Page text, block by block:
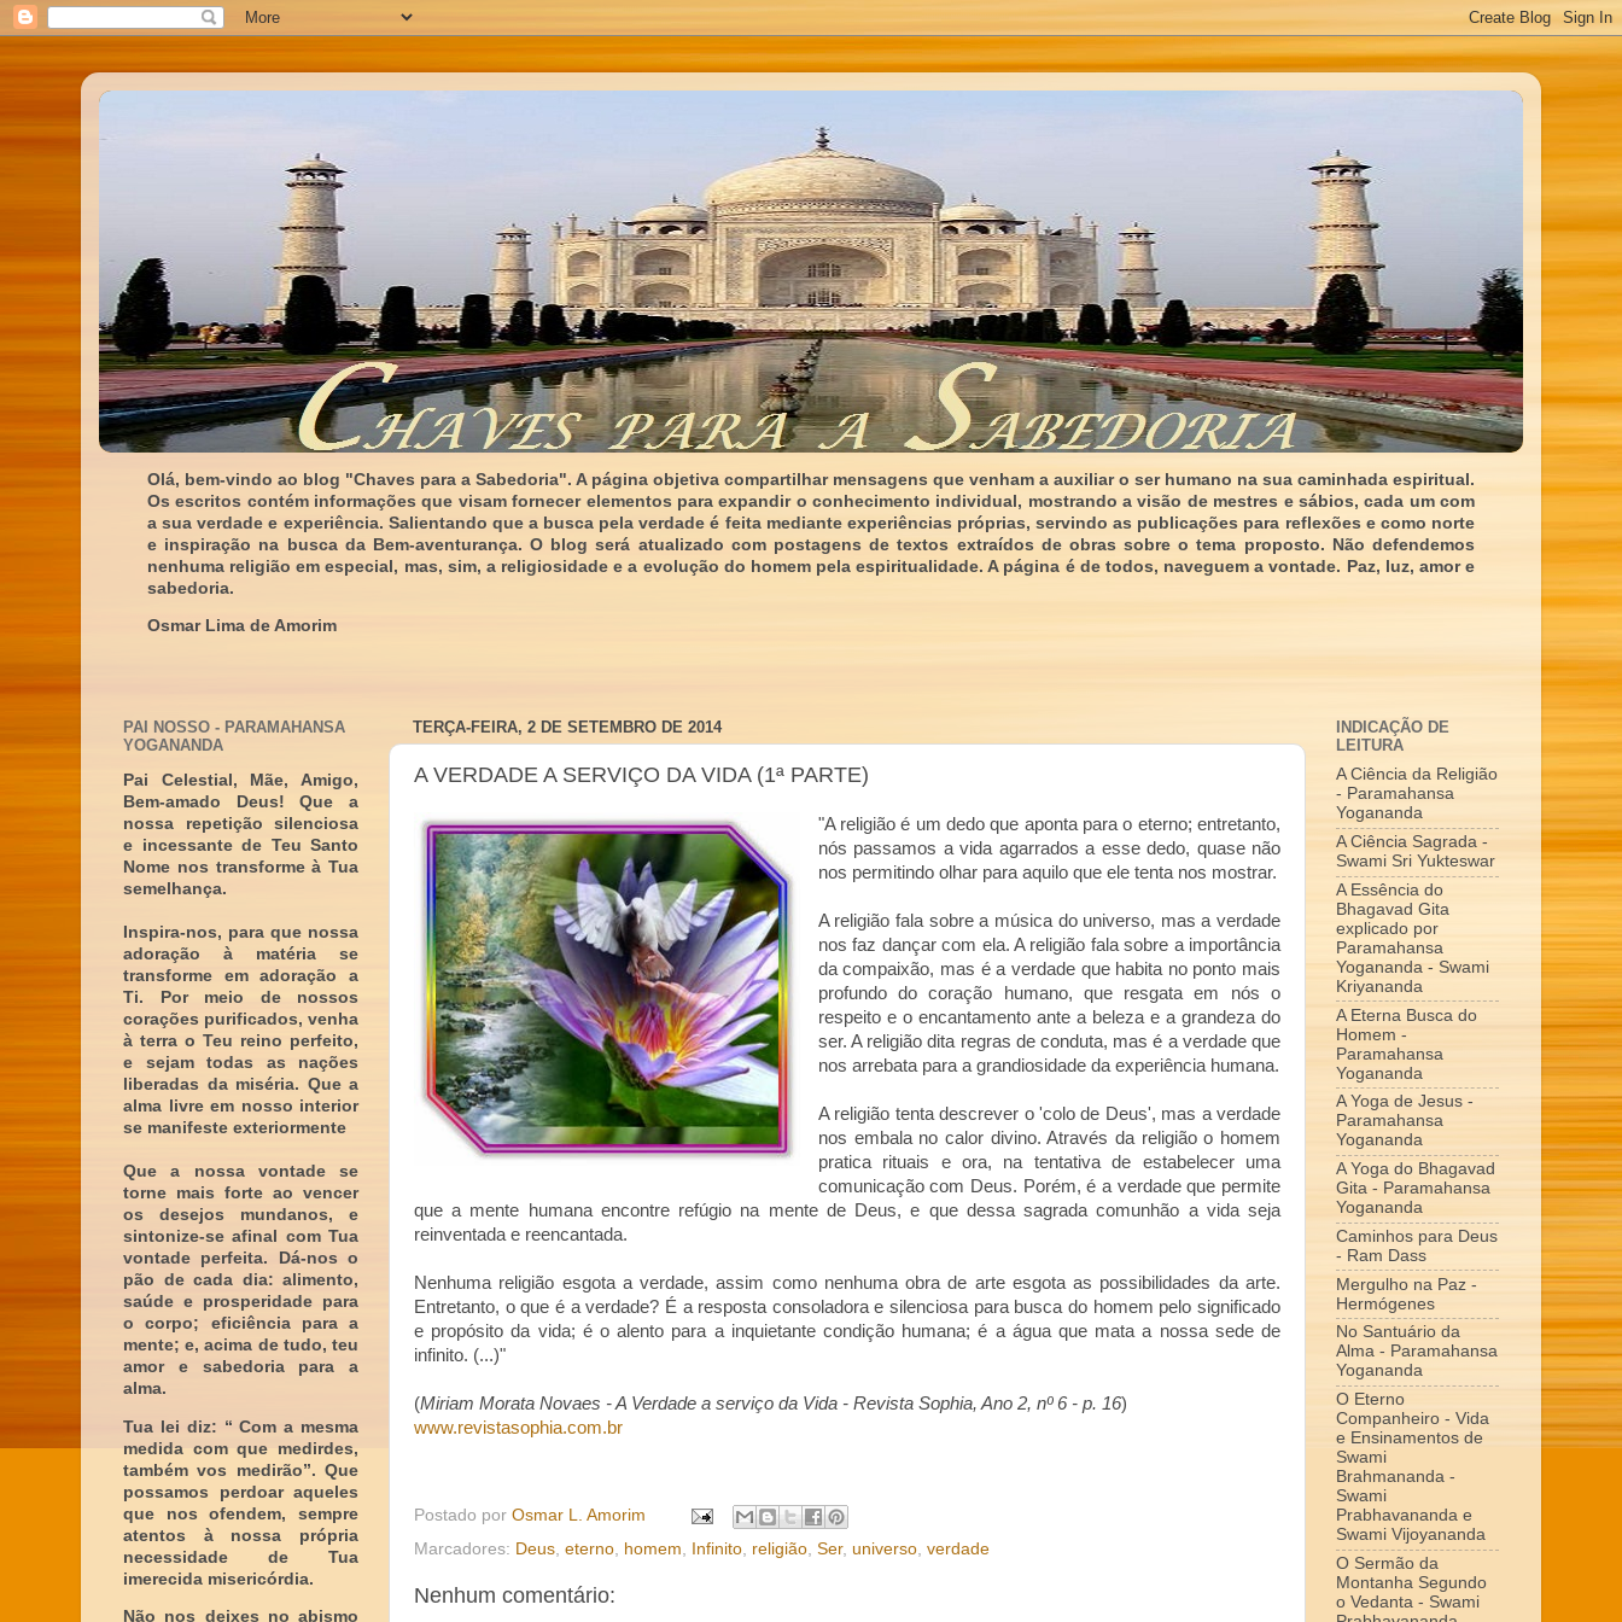
Olá, bem-vindo ao blog "Chaves para a Sabedoria". A página objetiva compartilhar mensagens que venham a auxiliar o ser humano na sua caminhada espiritual.
Os escritos contém informações que visam fornecer elementos para expandir o conhecimento individual, mostrando a visão de mestres e sábios, cada um com
a sua verdade e experiência. Salientando que a busca pela verdade é feita mediante experiências próprias, servindo as publicações para reflexões e como norte
e inspiração na busca da Bem-aventurança. O blog será atualizado com postagens de textos extraídos de obras sobre o tema proposto. Não defendemos
nenhuma religião em especial, mas, sim, a religiosidade e a evolução do homem pela espiritualidade. A página é de todos, naveguem a vontade. Paz, luz, amor e
sabedoria.
Osmar Lima de Amorim
TERÇA-FEIRA, 2 DE SETEMBRO DE 2014
A VERDADE A SERVIÇO DA VIDA (1ª PARTE)
"A religião é um dedo que aponta para o eterno; entretanto,
nós passamos a vida agarrados a esse dedo, quase não
nos permitindo olhar para aquilo que ele tenta nos mostrar.
A religião fala sobre a música do universo, mas a verdade
nos faz dançar com ela. A religião fala sobre a importância
da compaixão, mas é a verdade que habita no ponto mais
profundo do coração humano, que resgata em nós o
respeito e o encantamento ante a beleza e a grandeza do
ser. A religião dita regras de conduta, mas é a verdade que
nos arrebata para a grandiosidade da experiência humana.
A religião tenta descrever o 'colo de Deus', mas a verdade
nos embala no calor divino. Através da religião o homem
pratica rituais e ora, na tentativa de estabelecer uma
comunicação com Deus. Porém, é a verdade que permite
que a mente humana encontre refúgio na mente de Deus, e que dessa sagrada comunhão a vida seja
reinventada e reencantada.
Nenhuma religião esgota a verdade, assim como nenhuma obra de arte esgota as possibilidades da arte.
Entretanto, o que é a verdade? É a resposta consoladora e silenciosa para busca do homem pelo significado
e propósito da vida; é o alento para a inquietante condição humana; é a água que mata a nossa sede de
infinito. (...)"
(Miriam Morata Novaes - A Verdade a serviço da Vida - Revista Sophia, Ano 2, nº 6 - p. 16)
www.revistasophia.com.br
Postado por Osmar L. Amorim
Marcadores: Deus eterno homem Infinito religião Ser, universo verdade
Nenhum comentário:
PAI NOSSO - PARAMAHANSA
YOGANANDA
Pai Celestial, Mãe, Amigo,
Bem-amado Deus! Que a
nossa repetição silenciosa
e incessante de Teu Santo
Nome nos transforme à Tua
semelhança.
Inspira-nos, para que nossa
adoração à matéria se
transforme em adoração a
Ti. Por meio de nossos
corações purificados, venha
à terra o Teu reino perfeito,
e sejam todas as nações
liberadas da miséria. Que a
alma livre em nosso interior
se manifeste exteriormente
Que a nossa vontade se
torne mais forte ao vencer
os desejos mundanos, e
sintonize-se afinal com Tua
vontade perfeita. Dá-nos o
pão de cada dia: alimento,
saúde e prosperidade para
o corpo; eficiência para a
mente; e, acima de tudo, teu
amor e sabedoria para a
alma.
Tua lei diz: “ Com a mesma
medida com que medirdes,
também vos medirão”. Que
possamos perdoar aqueles
que nos ofendem, sempre
atentos à nossa própria
necessidade de Tua
imerecida misericórdia.
Não nos deixes no abismo
INDICAÇÃO DE
LEITURA
A Ciência da Religião
- Paramahansa
Yogananda
A Ciência Sagrada -
Swami Sri Yukteswar
A Essência do
Bhagavad Gita
explicado por
Paramahansa
Yogananda - Swami
Kriyananda
A Eterna Busca do
Homem -
Paramahansa
Yogananda
A Yoga de Jesus -
Paramahansa
Yogananda
A Yoga do Bhagavad
Gita - Paramahansa
Yogananda
Caminhos para Deus
- Ram Dass
Mergulho na Paz -
Hermógenes
No Santuário da
Alma - Paramahansa
Yogananda
O Eterno
Companheiro - Vida
e Ensinamentos de
Swami
Brahmananda -
Swami
Prabhavananda e
Swami Vijoyananda
O Sermão da
Montanha Segundo
o Vedanta - Swami